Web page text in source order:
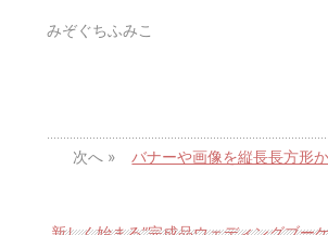
みぞぐちふみこ
次へ »バナーや画像を縦長長方形